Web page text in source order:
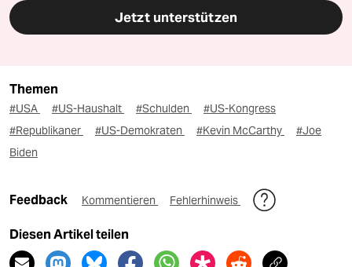
Jetzt unterstützen
Themen
#USA #US-Haushalt #Schulden
#US-Kongress
#Republikaner
#US-Demokraten #Kevin McCarthy
#Joe
Biden
Feedback Kommentieren Fehlerhinweis
Diesen Artikel teilen